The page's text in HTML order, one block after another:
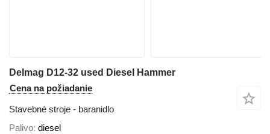
Delmag D12-32 used Diesel Hammer
Cena na požiadanie
Stavebné stroje - baranidlo
Palivo diesel